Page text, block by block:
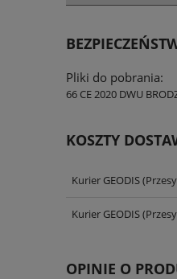
Pliki do pobrania:
66 CE 2020 DWU
KOSZTY
Kurier GEODIS
Kurier GEODIS
OPINIE O